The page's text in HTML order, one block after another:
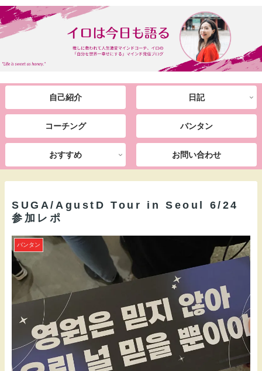
自己紹介 日記
コーチング バンタン
おすすめ お問い合わせ
SUGA/AgustD Tour in Seoul 6/24
参加レポ
バンタン